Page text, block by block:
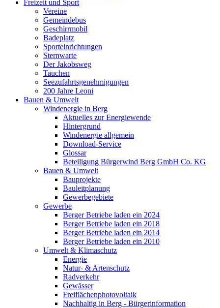
Freizeit und Sport
Vereine
Gemeindebus
Geschirrmobil
Badeplatz
Sporteinrichtungen
Sternwarte
Der Jakobsweg
Tauchen
Seezufahrtsgenehmigungen
200 Jahre Leoni
Bauen & Umwelt
Windenergie in Berg
Aktuelles zur Energiewende
Hintergrund
Windenergie allgemein
Download-Service
Glossar
Beteiligung Bürgerwind Berg GmbH Co. KG
Bauen & Umwelt
Bauprojekte
Bauleitplanung
Gewerbegebiete
Gewerbe
Berger Betriebe laden ein 2024
Berger Betriebe laden ein 2018
Berger Betriebe laden ein 2014
Berger Betriebe laden ein 2010
Umwelt & Klimaschutz
Energie
Natur- & Artenschutz
Radverkehr
Gewässer
Freiflächenphotovoltaik
Nachhaltig in Berg - Bürgerinformation